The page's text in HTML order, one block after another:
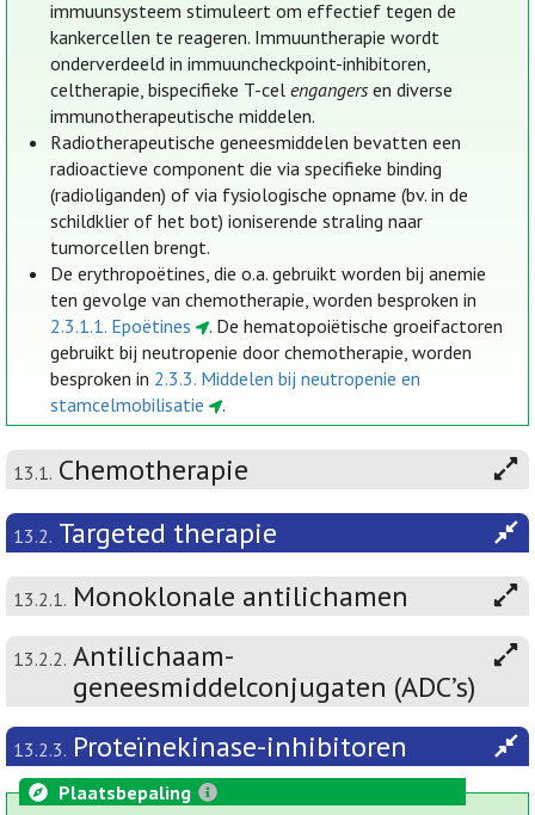
immuunsysteem stimuleert om effectief tegen de
kankercellen te reageren. Immuuntherapie wordt
onderverdeeld in immuuncheckpoint-inhibitoren,
celtherapie, bispecifieke T-celengangers en diverse
immunotherapeutische middelen.
Radiotherapeutische geneesmiddelen bevatten een
radioactieve component die via specifieke binding
(radioliganden) of via fysiologische opname (bv. in de
schildklier of het bot) ioniserende straling naar
tumorcellen brengt.
De erythropoëtines, die o.a. gebruikt worden bij anemie
ten gevolge van chemotherapie, worden besproken in
2.3.1.1. Epoëtines
. De hematopoiëtische groeifactoren
gebruikt bij neutropenie door chemotherapie, worden
besproken in 2.3.3. Middelen bij neutropenie en
stamcelmobilisatie
.
13.1. Chemotherapie
13.2. Targeted therapie
13.2.1. Monoklonale antilichamen
13.2.2. Antilichaam-
geneesmiddelconjugaten (ADC’s)
13.2.3. Proteïnekinase-inhibitoren
Plaatsbepaling